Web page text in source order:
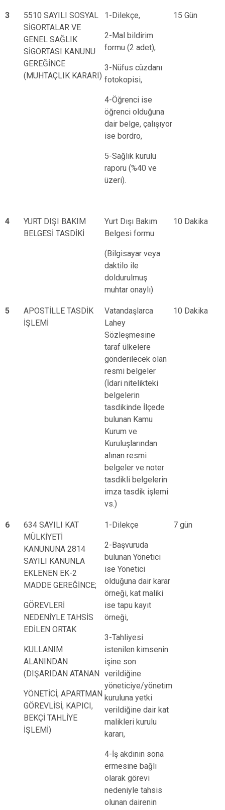
3
5510 SAYILI SOSYAL
SİGORTALAR VE
GENEL SAĞLIK
SİGORTASI KANUNU
GEREĞİNCE
(MUHTAÇLIK KARARI)
1-Dilekçe,
2-Mal bildirim
formu (2 adet),
3-Nüfus cüzdanı
fotokopisi,
4-Öğrenci ise
öğrenci olduğuna
dair belge, çalışıyor
ise bordro,
5-Sağlık kurulu
raporu (%40 ve
üzeri).
15 Gün
4
YURT DIŞI BAKIM
BELGESİ TASDİKİ
Yurt Dışı Bakım
Belgesi formu
(Bilgisayar veya
daktilo ile
doldurulmuş
muhtar onaylı)
10 Dakika
5
APOSTİLLE TASDİK
İŞLEMİ
Vatandaşlarca
Lahey
Sözleşmesine
taraf ülkelere
gönderilecek olan
resmi belgeler
(İdari nitelikteki
belgelerin
tasdikinde İlçede
bulunan Kamu
Kurum ve
Kuruluşlarından
alınan resmi
belgeler ve noter
tasdikli belgelerin
imza tasdik işlemi
vs.)
10 Dakika
6
634 SAYILI KAT
MÜLKİYETİ
KANUNUNA 2814
SAYILI KANUNLA
EKLENEN EK-2
MADDE GEREĞİNCE;
GÖREVLERİ
NEDENİYLE TAHSİS
EDİLEN ORTAK
KULLANIM
ALANINDAN
(DIŞARIDAN ATANAN
YÖNETİCİ, APARTMAN
GÖREVLİSİ, KAPICI,
BEKÇİ TAHLİYE
İŞLEMİ)
1-Dilekçe
2-Başvuruda
bulunan Yönetici
ise Yönetici
olduğuna dair karar
örneği, kat maliki
ise tapu kayıt
örneği,
3-Tahliyesi
istenilen kimsenin
işine son
verildiğine
yöneticiye/yönetim
kuruluna yetki
verildiğine dair kat
malikleri kurulu
kararı,
4-İş akdinin sona
ermesine bağlı
olarak görevi
nedeniyle tahsis
olunan dairenin
7 gün